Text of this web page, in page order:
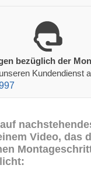
bezüglich der
Kundendienst
Video, das